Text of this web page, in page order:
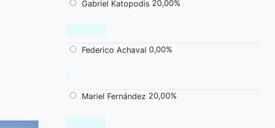
Gabriel Katopodis 20,00%
Federico Achaval 0,00%
Mariel Fernández 20,00%